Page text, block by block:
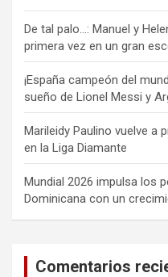
De tal palo…: Manuel y
primera vez en un gran
¡España campeón del
sueño de Lionel Messi y
Marileidy Paulino vuelve a
en la Liga Diamante
Mundial 2026 impulsa los
Dominicana con un
Comentarios